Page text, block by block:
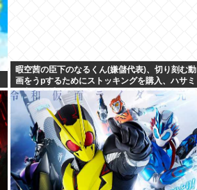
暇空茜の臣下のなるくん(嫌儲代表)、切り刻む動
画をうpするためにストッキングを購入、ハサミ
を入れて感触を楽しむ